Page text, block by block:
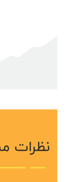
نظرات